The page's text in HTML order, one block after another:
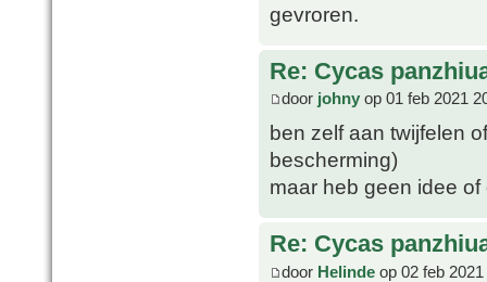
gevroren.
Re: Cycas
door johny op 01 feb 2021
ben zelf aan twijfelen
bescherming)
maar heb geen idee
Re: Cycas
door Helinde op 02 feb